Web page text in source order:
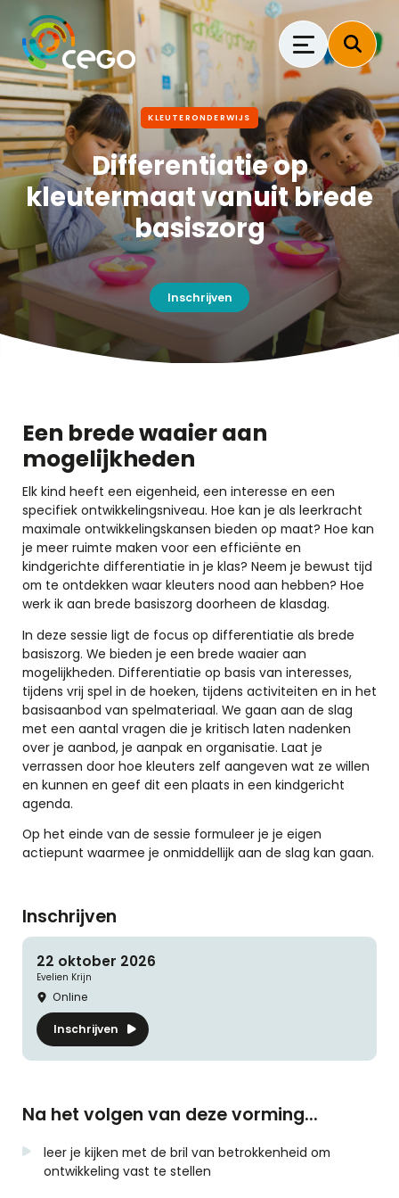
KLEUTERONDERWIJS
Differentiatie op
kleutermaat vanuit brede
basiszorg
Inschrijven
Een brede waaier aan
mogelijkheden
Elk kind heeft een eigenheid, een interesse en een
specifiek ontwikkelingsniveau. Hoe kan je als leerkracht
maximale ontwikkelingskansen bieden op maat? Hoe kan
je meer ruimte maken voor een efficiënte en
kindgerichte differentiatie in je klas? Neem je bewust tijd
om te ontdekken waar kleuters nood aan hebben? Hoe
werk ik aan brede basiszorg doorheen de klasdag.
In deze sessie ligt de focus op differentiatie als brede
basiszorg. We bieden je een brede waaier aan
mogelijkheden. Differentiatie op basis van interesses,
tijdens vrij spel in de hoeken, tijdens activiteiten en in het
basisaanbod van spelmateriaal. We gaan aan de slag
met een aantal vragen die je kritisch laten nadenken
over je aanbod, je aanpak en organisatie. Laat je
verrassen door hoe kleuters zelf aangeven wat ze willen
en kunnen en geef dit een plaats in een kindgericht
agenda.
Op het einde van de sessie formuleer je je eigen
actiepunt waarmee je onmiddellijk aan de slag kan gaan.
Inschrijven
22 oktober 2026
Evelien Krijn
Online
Inschrijven
Na het volgen van deze vorming...
leer je kijken met de bril van betrokkenheid om
ontwikkeling vast te stellen